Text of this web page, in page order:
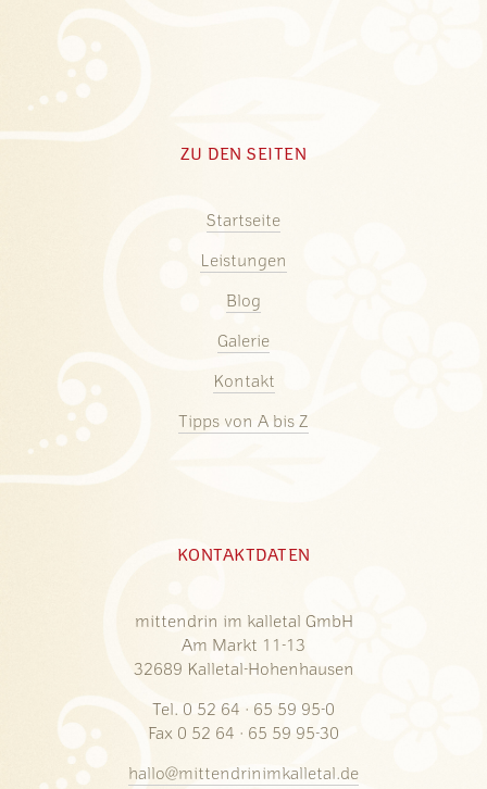
ZU DEN SEITEN
Startseite
Leistungen
Blog
Galerie
Kontakt
Tipps von A bis Z
KONTAKTDATEN
mittendrin im kalletal GmbH
Am Markt 11-13
32689 Kalletal-Hohenhausen
Tel. 0 52 64 · 65 59 95-0
Fax 0 52 64 · 65 59 95-30
hallo@mittendrinimkalletal.de